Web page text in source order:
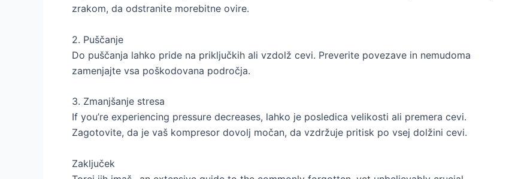
zrakom, da odstranite morebitne ovire.
2. Puščanje
Do puščanja lahko pride na priključkih ali vzdolž cevi. Preverite povezave in nemudoma
zamenjajte vsa poškodovana področja.
3. Zmanjšanje stresa
If you’re experiencing pressure decreases, lahko je posledica velikosti ali premera cevi.
Zagotovite, da je vaš kompresor dovolj močan, da vzdržuje pritisk po vsej dolžini cevi.
Zaključek